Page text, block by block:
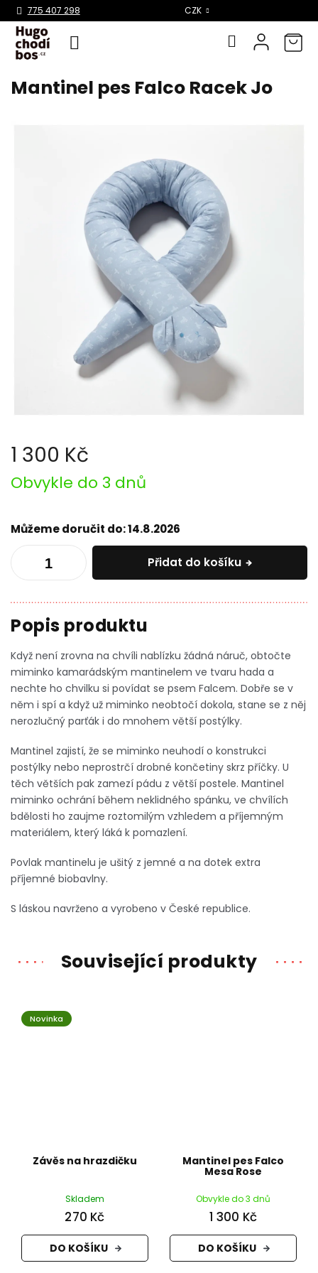
Přejít
775 407 298 CZK
Mantinel pes Falco Racek Jo
1 300 Kč
Měrná
cena:
Obvykle do 3 dnů
Můžeme doručit do:14.8.2026
Přidat do košíku
Když není zrovna na chvíli nablízku žádná náruč, obtočte
miminko kamarádským mantinelem ve tvaru hada a
nechte ho chvilku si povídat se psem Falcem. Dobře se v
něm i spí a když už miminko neobtočí dokola, stane se z něj
nerozlučný parťák i do mnohem větší postýlky.
Mantinel zajistí, že se miminko neuhodí o konstrukci
postýlky nebo neprostrčí drobné končetiny skrz příčky. U
těch větších pak zamezí pádu z větší postele. Mantinel
miminko ochrání během neklidného spánku, ve chvílích
bdělosti ho zaujme roztomilým vzhledem a příjemným
materiálem, který láká k pomazlení.
Povlak mantinelu je ušitý z jemné a na dotek extra
příjemné biobavlny.
S láskou navrženo a vyrobeno v České republice.
Související produkty
Novinka
Závěs na hrazdičku
Skladem
270 Kč
DO KOŠÍKU
Mantinel pes Falco
Mesa Rose
Obvykle do 3 dnů
1 300 Kč
DO KOŠÍKU